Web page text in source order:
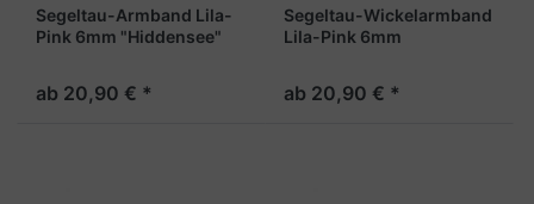
Segeltau-Armband Lila-
Pink 6mm "Hiddensee"
ab 20,90 € *
Segeltau-Wickelarmband
Lila-Pink 6mm
ab 20,90 € *